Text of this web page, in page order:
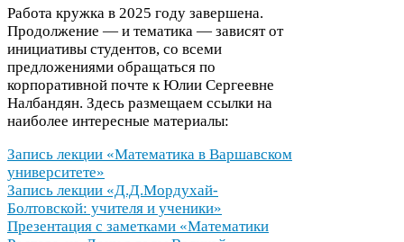
Работа кружка в 2025 году завершена.
Продолжение — и тематика — зависят от
инициативы студентов, со всеми
предложениями обращаться по
корпоративной почте к Юлии Сергеевне
Налбандян. Здесь размещаем ссылки на
наиболее интересные материалы:
Запись лекции «Математика в Варшавском
университете»
Запись лекции «Д.Д.Мордухай-
Болтовской: учителя и ученики»
Презентация с заметками «Математики